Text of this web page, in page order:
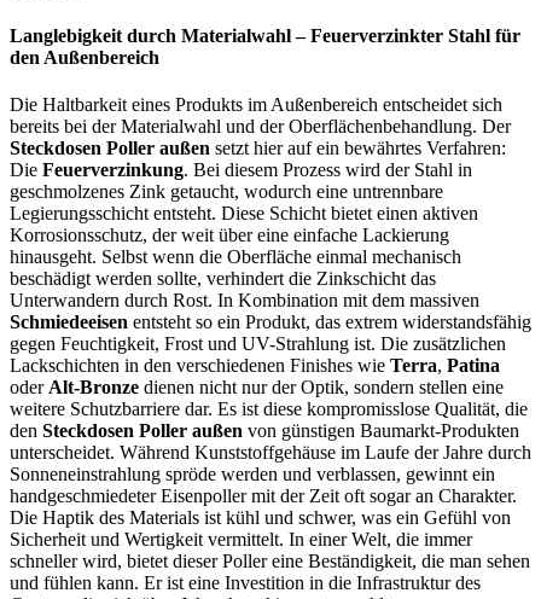
Langlebigkeit durch Materialwahl – Feuerverzinkter Stahl für
den Außenbereich
Die Haltbarkeit eines Produkts im Außenbereich entscheidet sich
bereits bei der Materialwahl und der Oberflächenbehandlung. Der
Steckdosen Poller außen setzt hier auf ein bewährtes Verfahren:
Die Feuerverzinkung. Bei diesem Prozess wird der Stahl in
geschmolzenes Zink getaucht, wodurch eine untrennbare
Legierungsschicht entsteht. Diese Schicht bietet einen aktiven
Korrosionsschutz, der weit über eine einfache Lackierung
hinausgeht. Selbst wenn die Oberfläche einmal mechanisch
beschädigt werden sollte, verhindert die Zinkschicht das
Unterwandern durch Rost. In Kombination mit dem massiven
Schmiedeeisen entsteht so ein Produkt, das extrem widerstandsfähig
gegen Feuchtigkeit, Frost und UV-Strahlung ist. Die zusätzlichen
Lackschichten in den verschiedenen Finishes wie Terra, Patina
oderAlt-Bronze dienen nicht nur der Optik, sondern stellen eine
weitere Schutzbarriere dar. Es ist diese kompromisslose Qualität, die
den Steckdosen Poller außen von günstigen Baumarkt-Produkten
unterscheidet. Während Kunststoffgehäuse im Laufe der Jahre durch
Sonneneinstrahlung spröde werden und verblassen, gewinnt ein
handgeschmiedeter Eisenpoller mit der Zeit oft sogar an Charakter.
Die Haptik des Materials ist kühl und schwer, was ein Gefühl von
Sicherheit und Wertigkeit vermittelt. In einer Welt, die immer
schneller wird, bietet dieser Poller eine Beständigkeit, die man sehen
und fühlen kann. Er ist eine Investition in die Infrastruktur des